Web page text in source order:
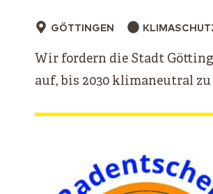
GÖTTINGEN
Wir fordern die Stadt
auf, bis 2030 klimaneutral